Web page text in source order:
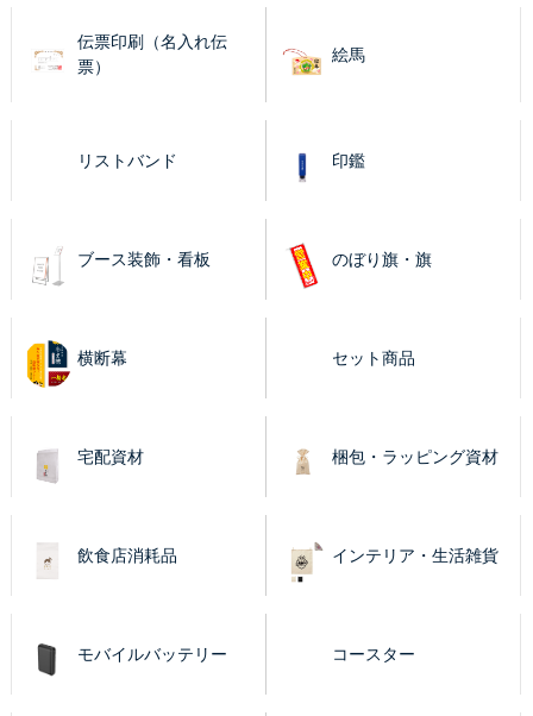
伝票印刷（名入れ伝
票）
絵馬
リストバンド 印鑑
ブース装飾・看板 のぼり旗・旗
横断幕 セット商品
宅配資材 梱包・ラッピング資材
飲食店消耗品 インテリア・生活雑貨
モバイルバッテリー コースター